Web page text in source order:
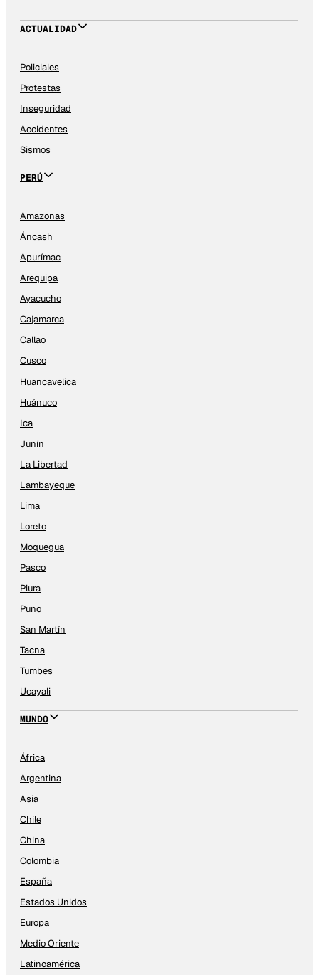
ACTUALIDAD
Policiales
Protestas
Inseguridad
Accidentes
Sismos
PERÚ
Amazonas
Áncash
Apurímac
Arequipa
Ayacucho
Cajamarca
Callao
Cusco
Huancavelica
Huánuco
Ica
Junín
La Libertad
Lambayeque
Lima
Loreto
Moquegua
Pasco
Piura
Puno
San Martín
Tacna
Tumbes
Ucayali
MUNDO
África
Argentina
Asia
Chile
China
Colombia
España
Estados Unidos
Europa
Medio Oriente
Latinoamérica